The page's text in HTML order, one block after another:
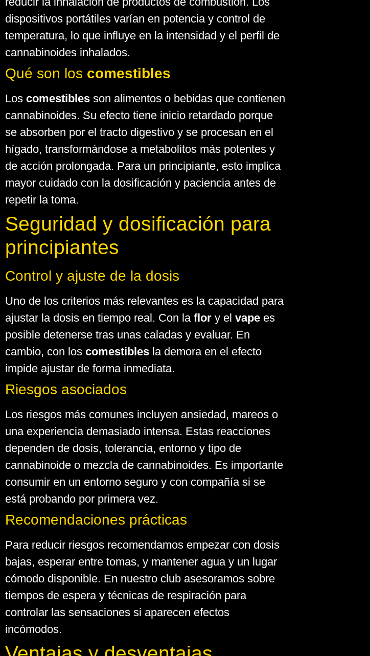
dispositivos portátiles varían en potencia y control de
temperatura, lo que influye en la intensidad y el perfil de
cannabinoides inhalados.
Qué son los comestibles
Los comestibles son alimentos o bebidas que contienen
cannabinoides. Su efecto tiene inicio retardado porque
se absorben por el tracto digestivo y se procesan en el
hígado, transformándose a metabolitos más potentes y
de acción prolongada. Para un principiante, esto implica
mayor cuidado con la dosificación y paciencia antes de
repetir la toma.
Seguridad y dosificación para
principiantes
Control y ajuste de la dosis
Uno de los criterios más relevantes es la capacidad para
ajustar la dosis en tiempo real. Con la flor y el vape es
posible detenerse tras unas caladas y evaluar. En
cambio, con los comestibles la demora en el efecto
impide ajustar de forma inmediata.
Riesgos asociados
Los riesgos más comunes incluyen ansiedad, mareos o
una experiencia demasiado intensa. Estas reacciones
dependen de dosis, tolerancia, entorno y tipo de
cannabinoide o mezcla de cannabinoides. Es importante
consumir en un entorno seguro y con compañía si se
está probando por primera vez.
Recomendaciones prácticas
Para reducir riesgos recomendamos empezar con dosis
bajas, esperar entre tomas, y mantener agua y un lugar
cómodo disponible. En nuestro club asesoramos sobre
tiempos de espera y técnicas de respiración para
controlar las sensaciones si aparecen efectos
incómodos.